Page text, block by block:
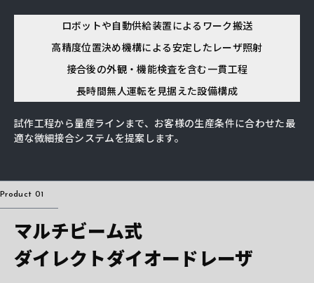
ロボットや自動供給装置による ワーク搬送
高精度位置決め機構による安定したレーザ照射
接合後の外観・機能検査を含む一貫工程
長時間無人運転を見据えた設備構成
試作工程から量産ラインまで、お客様の生産条件に合わせた最
適な微細接合システムを提案します。
マルチビーム式
ダイレクトダイオードレーザ
Product 01